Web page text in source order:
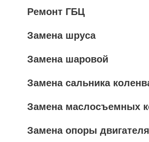
Ремонт ГБЦ
Замена шруса
Замена шаровой
Замена сальника
Замена маслосъемных
Замена опоры двигателя